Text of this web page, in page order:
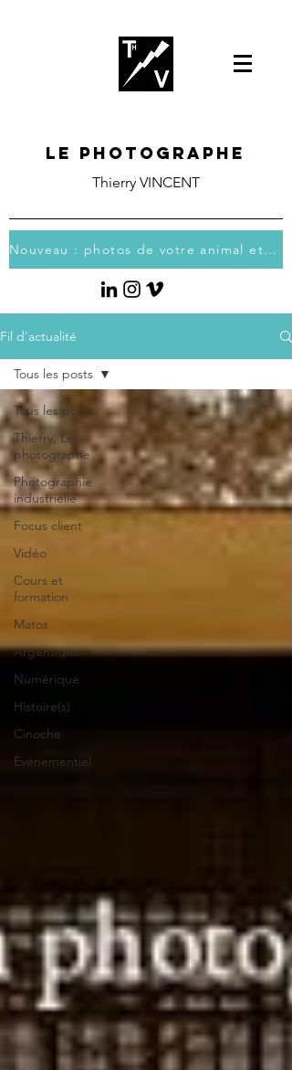
Le photographe
Thierry VINCENT
Nouveau : photos de votre animal et vous
Fil d'actualité
Tous les posts
Thierry, Le
photographe
Photographie
industrielle
Focus client
Vidéo
Cours et
formation
Matos
Argentique
Numérique
Histoire(s)
Cinoche
Événementiel
Tous les posts